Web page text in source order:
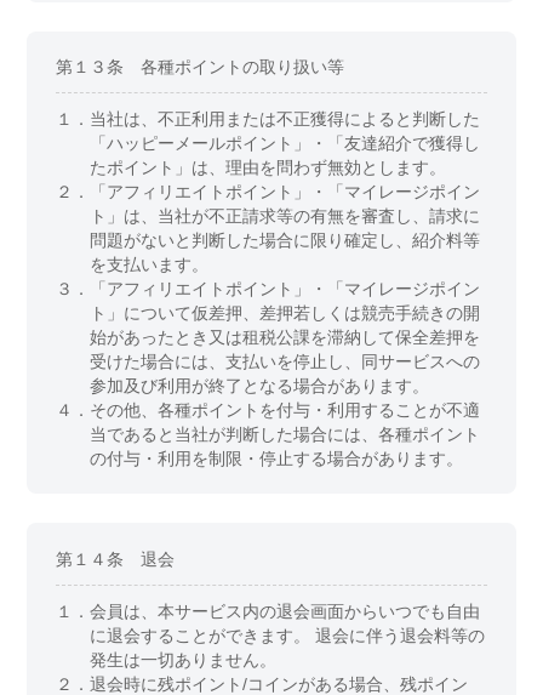
第１３条 各種ポイントの取り扱い等
１． 当社は、不正利用または不正獲得によると判断した
「ハッピーメールポイント」・「友達紹介で獲得し
たポイント」は、理由を問わず無効とします。
２．
「アフィリエイトポイント」・「マイレージポイン
ト」は、当社が不正請求等の有無を審査し、請求に
問題がないと判断した場合に限り確定し、紹介料等
を支払います。
３．
「アフィリエイトポイント」・「マイレージポイン
ト」について仮差押、差押若しくは競売手続きの開
始があったとき又は租税公課を滞納して保全差押を
受けた場合には、支払いを停止し、同サービスへの
参加及び利用が終了となる場合があります。
４． その他、各種ポイントを付与・利用することが不適
当であると当社が判断した場合には、各種ポイント
の付与・利用を制限・停止する場合があります。
第１４条 退会
１．会員は、本サービス内の退会画面からいつでも自由
に退会することができます。 退会に伴う退会料等の
発生は一切ありません。
２．退会時に残ポイント/コインがある場合、残ポイン